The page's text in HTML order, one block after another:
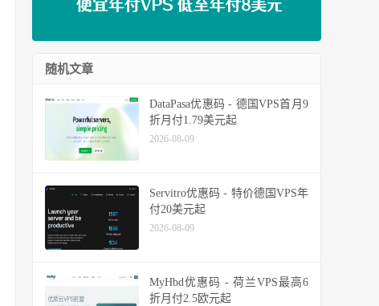
随机文章
DataPasa优惠码 - 德国VPS首月9
折月付1.79美元起
2026-08-09
Servitro优惠码 - 特价德国VPS年
付20美元起
2026-08-09
MyHbd优惠码 - 荷兰VPS最高6
折月付2.5欧元起